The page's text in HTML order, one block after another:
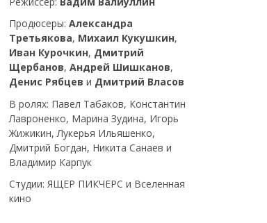
Продюсеры: Александра
Третьякова, Михаил Кукушкин,
Иван Курочкин, Дмитрий
Щербанов, Андрей Шишканов,
Денис Рябцев и Дмитрий Власов
В ролях: Павел Табаков, Константин
Лавроненко, Марина Зудина, Игорь
Жижикин, Лукерья Ильяшенко,
Дмитрий Богдан, Никита Санаев и
Владимир Карпук
Студии: ЯЩЕР ПИКЧЕРС и Вселенная
кино